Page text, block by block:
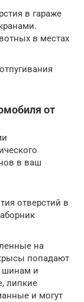
в гараже
в местах
от
в ваш
отверстий в
на
попадают
шинам и
липкие
и могут